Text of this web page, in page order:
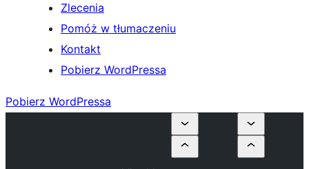
Zlecenia
Pomóż w tłumaczeniu
Kontakt
Pobierz WordPressa
Pobierz WordPressa